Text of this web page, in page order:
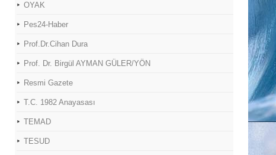
OYAK
Pes24-Haber
Prof.Dr.Cihan Dura
Prof. Dr. Birgül AYMAN GÜLER/YÖN
Resmi Gazete
T.C. 1982 Anayasası
TEMAD
TESUD